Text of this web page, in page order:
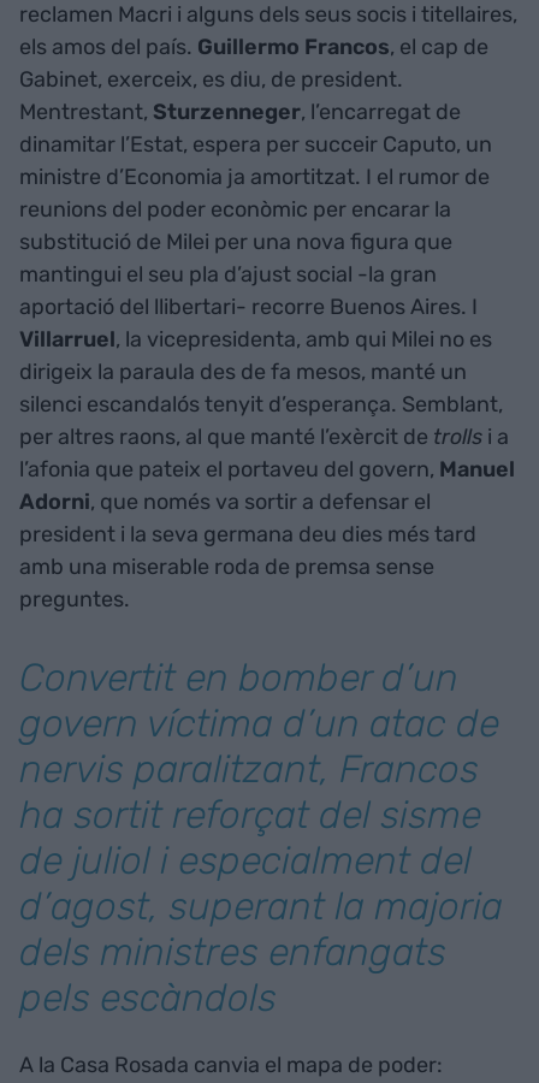
reclamen Macri i alguns dels seus socis i titellaires,
els amos del país. Guillermo Francos, el cap de
Gabinet, exerceix, es diu, de president.
Mentrestant, Sturzenneger, l’encarregat de
dinamitar l’Estat, espera per succeir Caputo, un
ministre d’Economia ja amortitzat. I el rumor de
reunions del poder econòmic per encarar la
substitució de Milei per una nova figura que
mantingui el seu pla d’ajust social -la gran
aportació del llibertari- recorre Buenos Aires. I
Villarruel, la vicepresidenta, amb qui Milei no es
dirigeix la paraula des de fa mesos, manté un
silenci escandalós tenyit d’esperança. Semblant,
per altres raons, al que manté l’exèrcit de trolls i a
l’afonia que pateix el portaveu del govern, Manuel
Adorni, que només va sortir a defensar el
president i la seva germana deu dies més tard
amb una miserable roda de premsa sense
preguntes.
Convertit en bomber d’un
govern víctima d’un atac de
nervis paralitzant, Francos
ha sortit reforçat del sisme
de juliol i especialment del
d’agost, superant la majoria
dels ministres enfangats
pels escàndols
A la Casa Rosada canvia el mapa de poder: